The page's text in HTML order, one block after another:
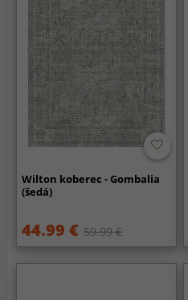
Wilton koberec - Gombalia
(šedá)
44.99 € 59.99 €